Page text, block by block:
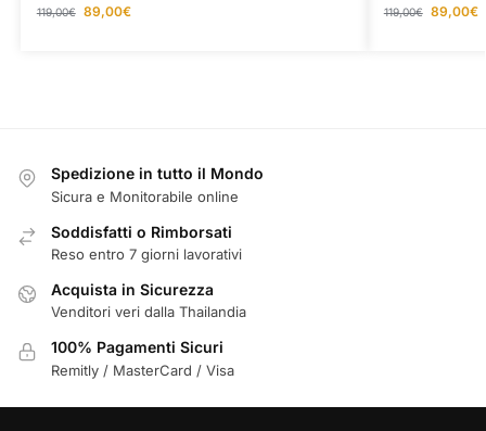
119,00€ 89,00€ 119,00€ 89,00€
Spedizione in tutto il Mondo
Sicura e Monitorabile online
Soddisfatti o Rimborsati
Reso entro 7 giorni lavorativi
Acquista in Sicurezza
Venditori veri dalla Thailandia
100% Pagamenti Sicuri
Remitly / MasterCard / Visa